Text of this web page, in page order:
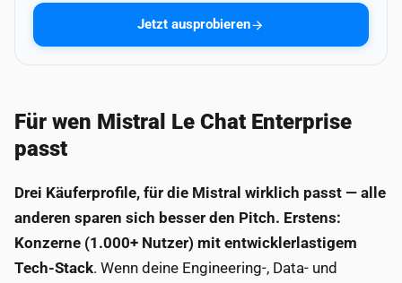
Jetzt ausprobieren
Für wen Mistral Le Chat Enterprise
passt
Drei Käuferprofile, für die Mistral wirklich passt — alle
anderen sparen sich besser den Pitch. Erstens:
Konzerne (1.000+ Nutzer) mit entwicklerlastigem
Tech-Stack. Wenn deine Engineering-, Data- und